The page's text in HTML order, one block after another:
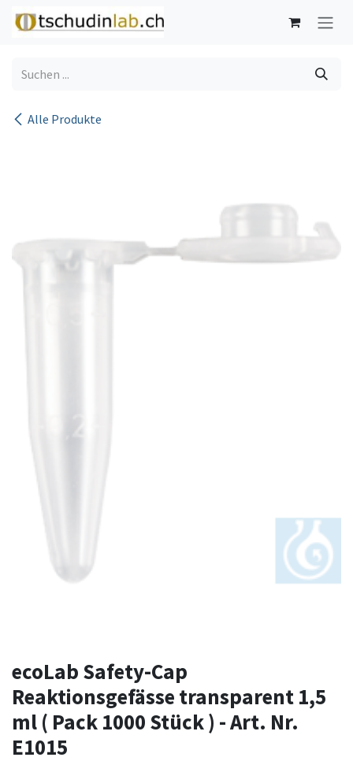
Zum Inhalt springen
Alle Produkte
ecoLab Safety-Cap
Reaktionsgefässe transparent 1,5
ml ( Pack 1000 Stück ) - Art. Nr.
E1015